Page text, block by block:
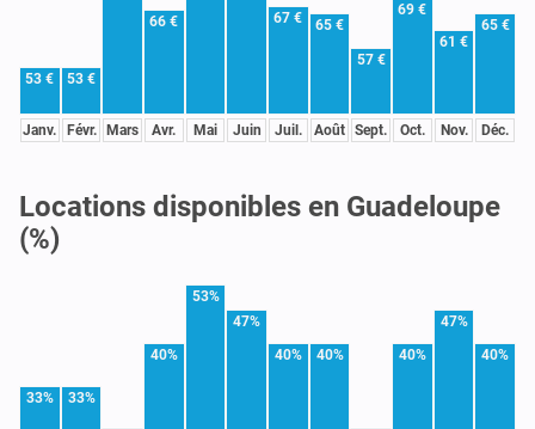
53 €
Janv.
53 €
Févr. Mars
66 €
Avr. Mai Juin
67 €
Juil.
65 €
Août
57 €
Sept.
69 €
Oct.
61 €
Nov.
65 €
Déc.
Locations disponibles en Guadeloupe
(%)
33% 33%
40%
53%
47%
40% 40% 40%
47%
40%